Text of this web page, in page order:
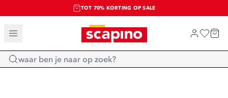
TOT 70% KORTING OP SALE
SALE: LAATSTE KANS!
SHOP NIEUW
Home